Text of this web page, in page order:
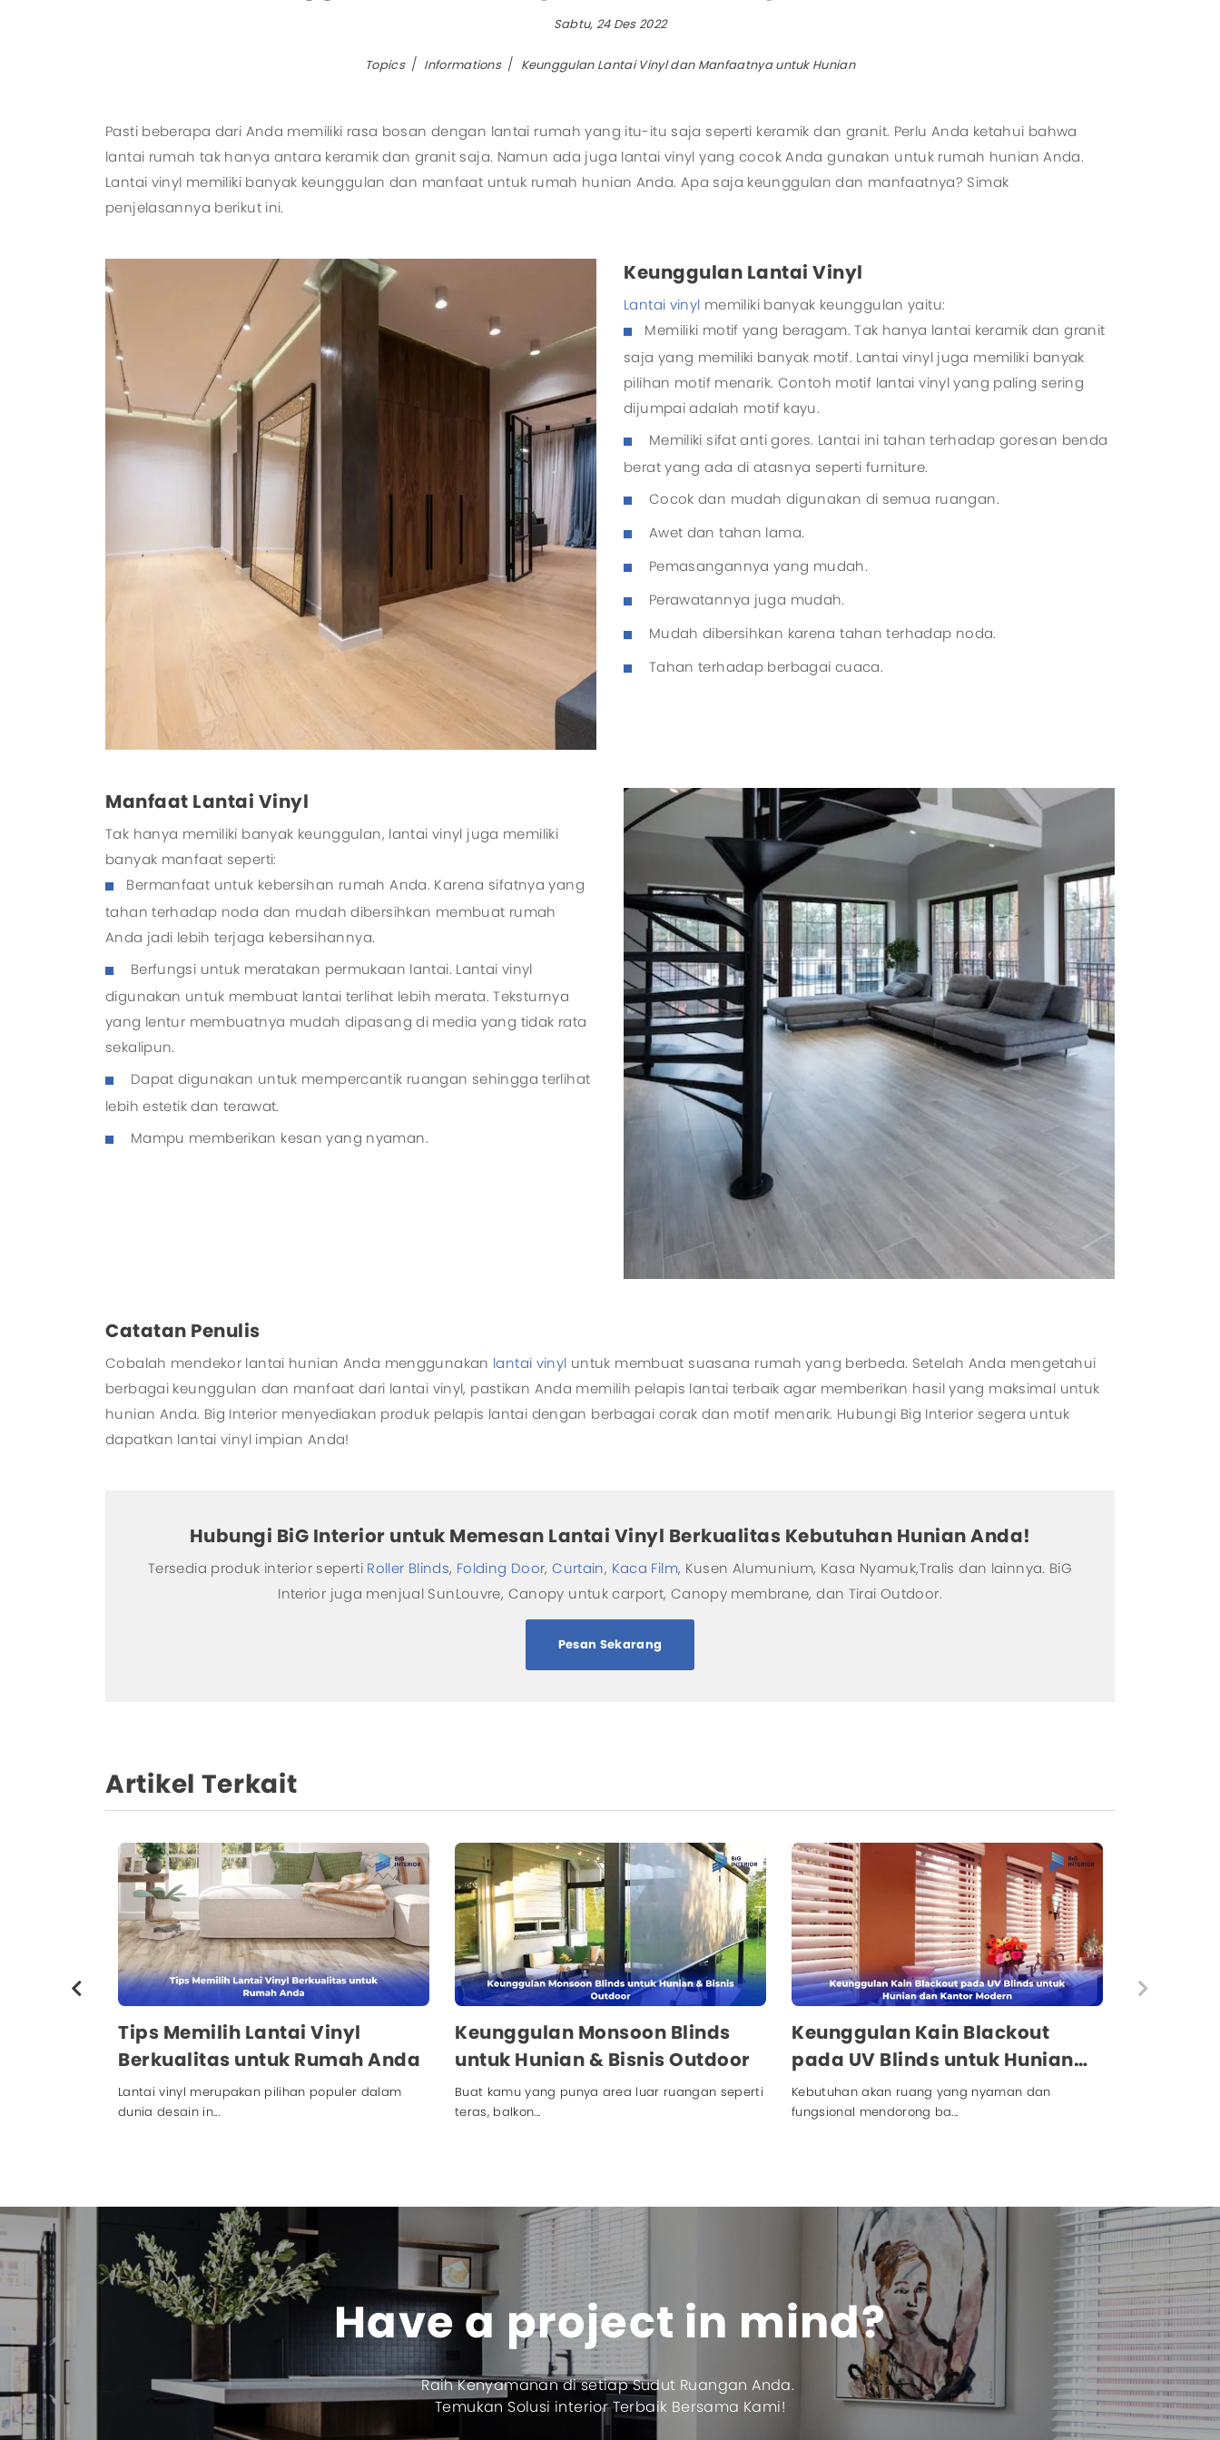
Aircool
Airfree
Eurus III
Motorized System
Sabtu, 24 Des 2022
Topics Informations Keunggulan Lantai Vinyl dan Manfaatnya untuk Hunian
Pasti beberapa dari Anda memiliki rasa bosan dengan lantai rumah yang itu-itu saja seperti keramik dan granit. Perlu Anda ketahui bahwa
lantai rumah tak hanya antara keramik dan granit saja. Namun ada juga lantai vinyl yang cocok Anda gunakan untuk rumah hunian Anda.
Lantai vinyl memiliki banyak keunggulan dan manfaat untuk rumah hunian Anda. Apa saja keunggulan dan manfaatnya? Simak
penjelasannya berikut ini.
Keunggulan Lantai Vinyl
Lantai vinyl memiliki banyak keunggulan yaitu:
Memiliki motif yang beragam. Tak hanya lantai keramik dan granit
saja yang memiliki banyak motif. Lantai vinyl juga memiliki banyak
pilihan motif menarik. Contoh motif lantai vinyl yang paling sering
dijumpai adalah motif kayu.
Memiliki sifat anti gores. Lantai ini tahan terhadap goresan benda
berat yang ada di atasnya seperti furniture.
Cocok dan mudah digunakan di semua ruangan.
Awet dan tahan lama.
Pemasangannya yang mudah.
Perawatannya juga mudah.
Mudah dibersihkan karena tahan terhadap noda.
Tahan terhadap berbagai cuaca.
Manfaat Lantai Vinyl
Tak hanya memiliki banyak keunggulan, lantai vinyl juga memiliki
banyak manfaat seperti:
Bermanfaat untuk kebersihan rumah Anda. Karena sifatnya yang
tahan terhadap noda dan mudah dibersihkan membuat rumah
Anda jadi lebih terjaga kebersihannya.
Berfungsi untuk meratakan permukaan lantai. Lantai vinyl
digunakan untuk membuat lantai terlihat lebih merata. Teksturnya
yang lentur membuatnya mudah dipasang di media yang tidak rata
sekalipun.
Dapat digunakan untuk mempercantik ruangan sehingga terlihat
lebih estetik dan terawat.
Mampu memberikan kesan yang nyaman.
Catatan Penulis
Cobalah mendekor lantai hunian Anda menggunakan lantai vinyl untuk membuat suasana rumah yang berbeda. Setelah Anda mengetahui
berbagai keunggulan dan manfaat dari lantai vinyl, pastikan Anda memilih pelapis lantai terbaik agar memberikan hasil yang maksimal untuk
hunian Anda. Big Interior menyediakan produk pelapis lantai dengan berbagai corak dan motif menarik. Hubungi Big Interior segera untuk
dapatkan lantai vinyl impian Anda!
Hubungi BiG Interior untuk Memesan Lantai Vinyl Berkualitas Kebutuhan Hunian Anda!
Tersedia produk interior seperti Roller Blinds, Folding Door,Curtain, Kaca Film, Kusen Alumunium, Kasa Nyamuk,Tralis dan lainnya. BiG
Interior juga menjual SunLouvre, Canopy untuk carport, Canopy membrane, dan Tirai Outdoor.
Pesan Sekarang
Artikel Terkait
Tips Memilih Lantai Vinyl
Berkualitas untuk Rumah Anda
Lantai vinyl merupakan pilihan populer dalam
dunia desain in...
Keunggulan Monsoon Blinds
untuk Hunian & Bisnis Outdoor
Buat kamu yang punya area luar ruangan seperti
teras, balkon...
Keunggulan Kain Blackout
pada UV Blinds untuk Hunian
dan Kantor Modern
Kebutuhan akan ruang yang nyaman dan
fungsional mendorong ba...
Have a project in mind?
Raih Kenyamanan di setiap Sudut Ruangan Anda.
Temukan Solusi interior Terbaik Bersama Kami!